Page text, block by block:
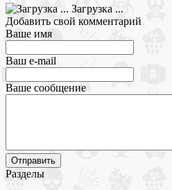
Загрузка ...
Добавить свой комментарий
Ваше имя
Ваш e-mail
Ваше сообщение
Разделы